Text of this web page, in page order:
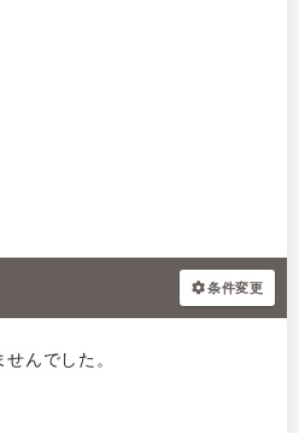
条件変更
んでした。